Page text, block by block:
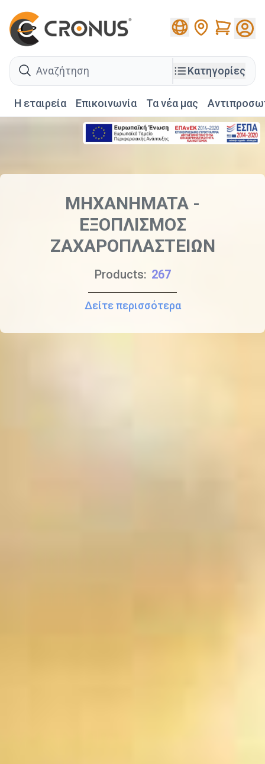
Cart
search
Κατηγορίες
Η εταιρεία Επικοινωνία Τα νέα μας